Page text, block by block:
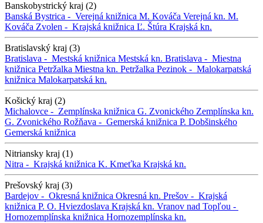
Banskobystrický kraj (2)
Banská Bystrica - Verejná knižnica M. Kováča Verejná kn. M.
Kováča Zvolen - Krajská knižnica Ľ. Štúra Krajská kn.
Bratislavský kraj (3)
Bratislava - Mestská knižnica Mestská kn. Bratislava - Miestna
knižnica Petržalka Miestna kn. Petržalka Pezinok - Malokarpatská
knižnica Malokarpatská kn.
Košický kraj (2)
Michalovce - Zemplínska knižnica G. Zvonického Zemplínska kn.
G. Zvonického Rožňava - Gemerská knižnica P. Dobšinského
Gemerská knižnica
Nitriansky kraj (1)
Nitra - Krajská knižnica K. Kmeťka Krajská kn.
Prešovský kraj (3)
Bardejov - Okresná knižnica Okresná kn. Prešov - Krajská
knižnica P. O. Hviezdoslava Krajská kn. Vranov nad Topľou -
Hornozemplínska knižnica Hornozemplínska kn.